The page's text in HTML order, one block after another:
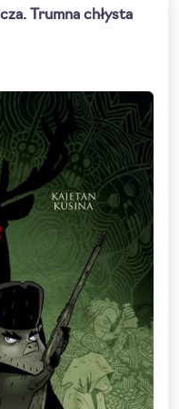
Trumna chłysta